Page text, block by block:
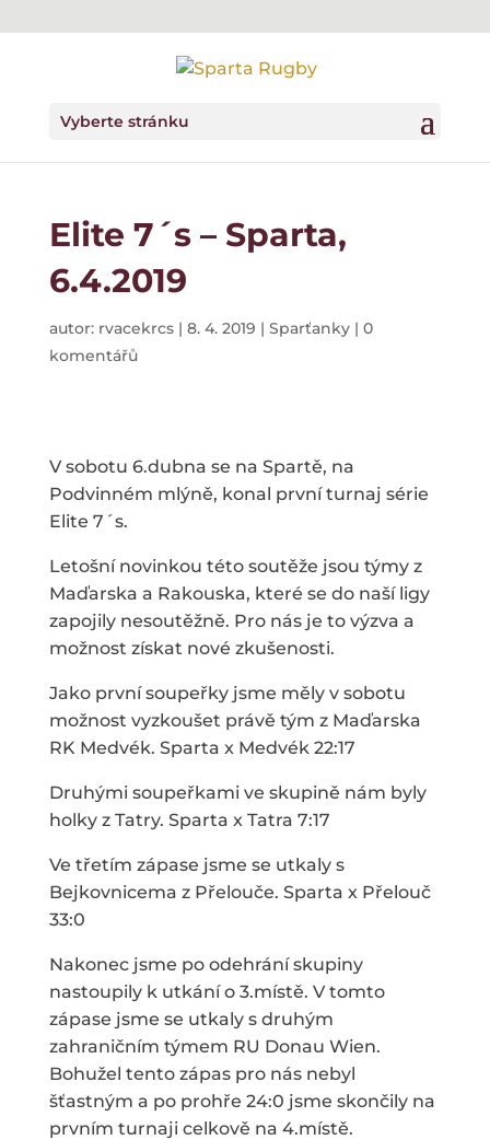
Vyberte stránku
Elite 7´s – Sparta,
6.4.2019
autor: rvacekrcs| 8. 4. 2019 | Sparťanky| 0
komentářů
V sobotu 6.dubna se na Spartě, na
Podvinném mlýně, konal první turnaj série
Elite 7´s.
Letošní novinkou této soutěže jsou týmy z
Maďarska a Rakouska, které se do naší ligy
zapojily nesoutěžně. Pro nás je to výzva a
možnost získat nové zkušenosti.
Jako první soupeřky jsme měly v sobotu
možnost vyzkoušet právě tým z Maďarska
RK Medvék. Sparta x Medvék 22:17
Druhými soupeřkami ve skupině nám byly
holky z Tatry. Sparta x Tatra 7:17
Ve třetím zápase jsme se utkaly s
Bejkovnicema z Přelouče. Sparta x Přelouč
33:0
Nakonec jsme po odehrání skupiny
nastoupily k utkání o 3.místě. V tomto
zápase jsme se utkaly s druhým
zahraničním týmem RU Donau Wien.
Bohužel tento zápas pro nás nebyl
šťastným a po prohře 24:0 jsme skončily na
prvním turnaji celkově na 4.místě.